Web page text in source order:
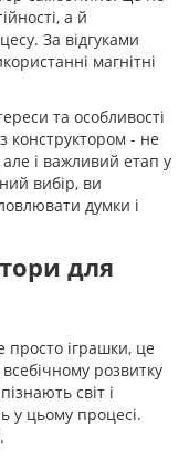
а й
За відгуками
магнітні
та особливості
конструктором - не
і важливий етап у
вибір, ви
думки і
для
просто іграшки, це
розвитку
світ і
у цьому процесі.